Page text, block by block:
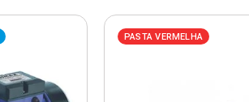
PASTA VERMELHA